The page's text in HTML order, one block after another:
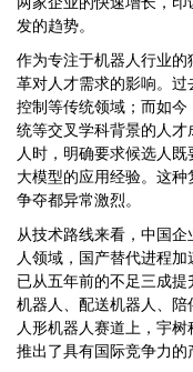
发的趋势。
作为专注于机器人行业
革对人才需求的影响。
控制等传统领域；而如
统等交叉学科背景的人
人时，明确要求候选人
大模型的应用经验。这
争夺都异常激烈。
从技术路线来看，中国
人领域，国产替代进程
已从五年前的不足三成
机器人、配送机器人、
人形机器人赛道上，宇
推出了具有国际竞争力的